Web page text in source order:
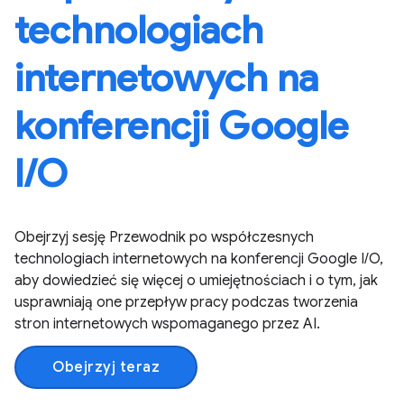
technologiach
internetowych na
konferencji Google
I/O
Obejrzyj sesję Przewodnik po współczesnych
technologiach internetowych na konferencji Google I/O,
aby dowiedzieć się więcej o umiejętnościach i o tym, jak
usprawniają one przepływ pracy podczas tworzenia
stron internetowych wspomaganego przez AI.
Obejrzyj teraz